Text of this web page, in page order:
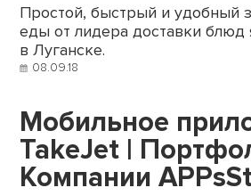
Простой, быстрый и удобный
еды от лидера доставки блюд
в Луганске.
08.09.18
Мобильное
TakeJet |
Компании